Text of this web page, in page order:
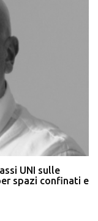
UNI sulle
spazi confinati e